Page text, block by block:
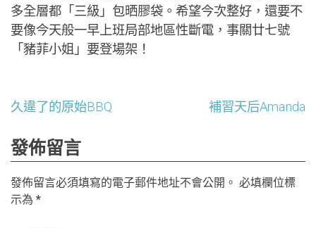
多全層都「三級」包晒膠袋。希望今次整好，還要不
要像今天般一早上班局部地區性斷電，事關廿七號
「豬菲小姐」要登場架！
文
章
導
覽
久違了的原始BBQ 補習天后Amanda
發佈留言
發佈留言必須填寫的電子郵件地址不會公開。 必填欄位標
示為 *